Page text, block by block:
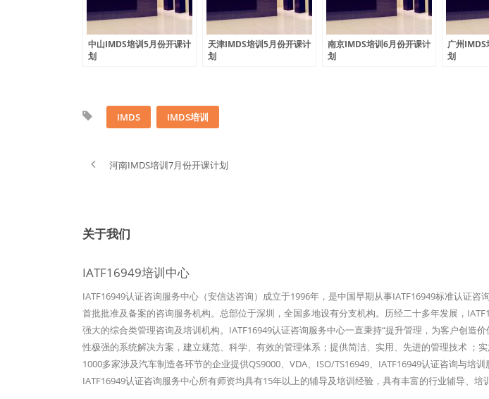
中山IMDS培训5月份开课计
划
天津IMDS培训5月份开课计
划
南京IMDS培训6月份开课计
划
广州IMDS
划
IMDS IMDS培训
河南IMDS培训7月份开课计划
关于我们
IATF16949培训中心
IATF16949认证咨询服务中心（安信达咨询）成立于1996年，是中国早期从事IATF16949标准认证
首批批准及备案的咨询服务机构。总部位于深圳，全国多地设有分支机构。历经二十多年发展，
强大的综合类管理咨询及培训机构。IATF16949认证咨询服务中心一直秉持“提升管理，为客户创造
性极强的系统解决方案，建立规范、科学、有效的管理体系；提供简洁、实用、先进的管理技术 ；
1000多家涉及汽车制造各环节的企业提供QS9000、VDA、ISO/TS16949、IATF16949认证咨询与培
IATF16949认证咨询服务中心所有师资均具有15年以上的辅导及培训经验，具有丰富的行业辅导、培